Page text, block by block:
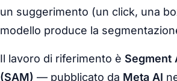
un suggerimento (un click, una
modello produce la
Il lavoro di riferimento è Segment
(SAM) — pubblicato da Meta AI